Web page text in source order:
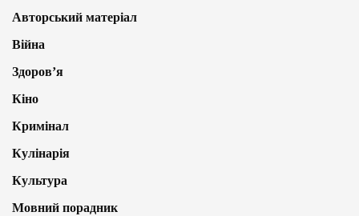
Авторський матеріал
Війна
Здоров’я
Кіно
Кримінал
Кулінарія
Культура
Мовний порадник